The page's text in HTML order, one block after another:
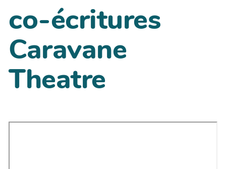
co-écritures
Caravane
Theatre